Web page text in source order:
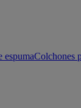
espumaColchones